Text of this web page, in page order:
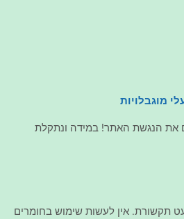
מוגבלויות
את הנגשת האתר! במידה ונתקלת
תקשורת. אין לעשות שימוש בחומרים